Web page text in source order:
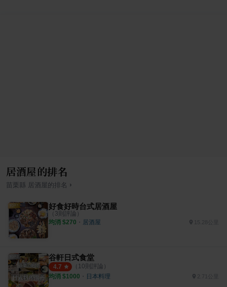
居酒屋的排名
苗栗縣 居酒屋 的排名 ›
好食好時台式居酒屋
（ 3則評論）
均消 $270 ・ 居酒屋 15.28公里
谷軒日式食堂
4.7 （ 10則評論）
均消 $1000 ・ 日本料理